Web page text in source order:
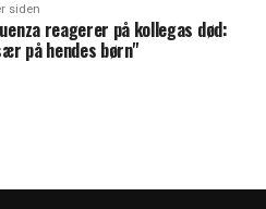
siden
reagerer på kollegas død:
på hendes børn"